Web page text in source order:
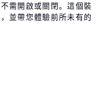
需開啟或關閉。這個裝
並帶您體驗前所未有的